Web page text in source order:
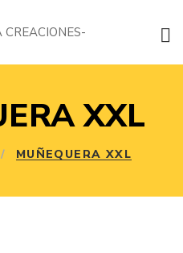
XXL
/ MUÑEQUERA XXL